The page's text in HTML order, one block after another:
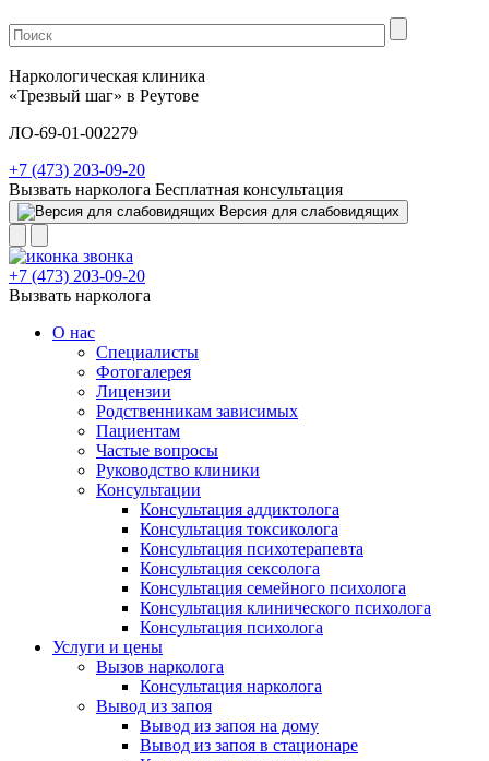
Наркологическая клиника
«Трезвый шаг» в Реутове
ЛО-69-01-002279
+7 (473) 203-09-20
Вызвать нарколога Бесплатная консультация
Версия для слабовидящих
+7 (473) 203-09-20
Вызвать нарколога
О нас
Специалисты
Фотогалерея
Лицензии
Родственникам зависимых
Пациентам
Частые вопросы
Руководство клиники
Консультации
Консультация аддиктолога
Консультация токсиколога
Консультация психотерапевта
Консультация сексолога
Консультация семейного психолога
Консультация клинического психолога
Консультация психолога
Услуги и цены
Вызов нарколога
Консультация нарколога
Вывод из запоя
Вывод из запоя на дому
Вывод из запоя в стационаре